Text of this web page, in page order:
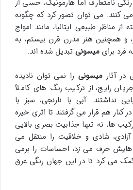
نامتعارف اما هارمونیک، حسی از
کنند. می توان تصور کرد که چگونه
از مناظر طبیعی ایتالیا، مانند امواج
و همچنین هنر مدرن قرن بیستم، به
فرد برای میسونی تبدیل شده اند.
در آثارمیسونی را نمی توان نادیده
رایج، از ترکیب رنگ های کاملاً
نداشتند. آبی با نارنجی، سبز با
کنار هم قرار می گرفتند تا اثری خیره
ها، نه تنها جذابیت بصری بالایی
شادی و خلاقیت را منتقل می
هایش حرف می زد، احساسات را برمی
می کرد تا در این جهان رنگی غرق